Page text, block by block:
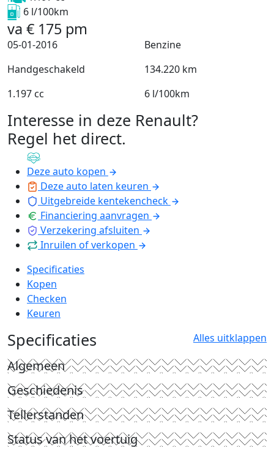
6 l/100km
va € 175 pm
05-01-2016
Benzine
Handgeschakeld
134.220 km
1.197 cc
6 l/100km
Interesse in deze Renault?
Regel het direct.
Deze auto kopen
Deze auto laten keuren
Uitgebreide kentekencheck
Financiering aanvragen
Verzekering afsluiten
Inruilen of verkopen
Specificaties
Kopen
Checken
Keuren
Specificaties Alles uitklappen
Algemeen
Geschiedenis
Tellerstanden
Status van het voertuig